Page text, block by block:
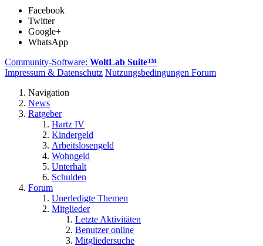
Facebook
Twitter
Google+
WhatsApp
Community-Software: WoltLab Suite™
Impressum & Datenschutz Nutzungsbedingungen Forum
Navigation
News
Ratgeber
Hartz IV
Kindergeld
Arbeitslosengeld
Wohngeld
Unterhalt
Schulden
Forum
Unerledigte Themen
Mitglieder
Letzte Aktivitäten
Benutzer online
Mitgliedersuche